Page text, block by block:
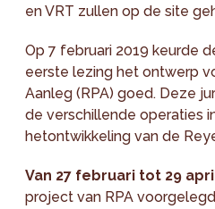
en VRT zullen op de site
Op 7 februari 2019 keurde
eerste lezing het ontwerp
Aanleg (RPA) goed. Deze
de verschillende operaties
hetontwikkeling van de
Van 27 februari tot 29
project van RPA